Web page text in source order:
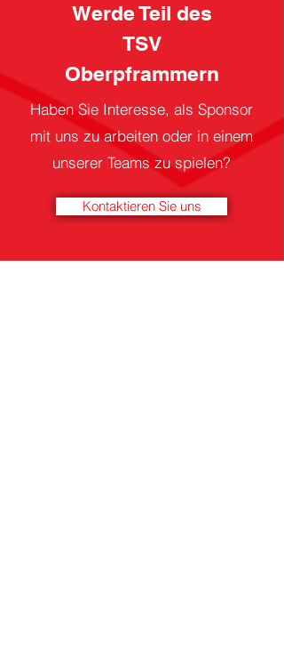
Werde Teil des
TSV
Oberpframmern
Haben Sie Interesse, als Sponsor
mit uns zu arbeiten oder in einem
unserer Teams zu spielen?
Kontaktieren Sie uns